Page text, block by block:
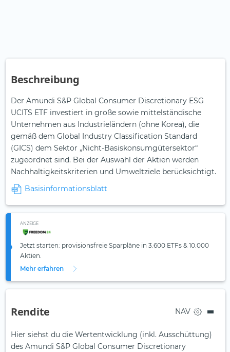
Beschreibung
Der Amundi S&P Global Consumer Discretionary ESG
UCITS ETF investiert in große sowie mittelständische
Unternehmen aus Industrieländern (ohne Korea), die
gemäß dem Global Industry Classification Standard
(GICS) dem Sektor „Nicht-Basiskonsumgütersektor“
zugeordnet sind. Bei der Auswahl der Aktien werden
Nachhaltigkeitskriterien und Umweltziele berücksichtigt.
Basisinformationsblatt
ANZEIGE
Jetzt starten: provisionsfreie Sparpläne in 3.600 ETFs & 10.000
Aktien.
Mehr erfahren
Rendite NAV
Hier siehst du die Wertentwicklung (inkl. Ausschüttung)
des Amundi S&P Global Consumer Discretionary